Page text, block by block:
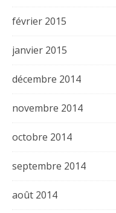
février 2015
janvier 2015
décembre 2014
novembre 2014
octobre 2014
septembre 2014
août 2014